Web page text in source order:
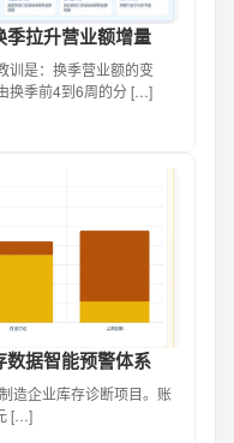
季拉升营业额增量
训是：换季营业额的变
换季前4到6周的分 […]
据智能预警体系
造企业库存诊断项目。账
[…]